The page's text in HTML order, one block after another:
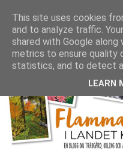
This site uses cookies
and to analyze traffic.
shared with Google
metrics to ensure quality
statistics, and to detect
LEARN